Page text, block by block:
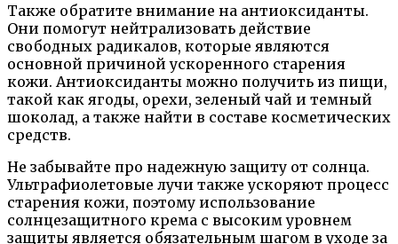
Также обратите внимание на антиоксиданты.
Они помогут нейтрализовать действие
свободных радикалов, которые являются
основной причиной ускоренного старения
кожи. Антиоксиданты можно получить из пищи,
такой как ягоды, орехи, зеленый чай и темный
шоколад, а также найти в составе косметических
средств.
Не забывайте про надежную защиту от солнца.
Ультрафиолетовые лучи также ускоряют процесс
старения кожи, поэтому использование
солнцезащитного крема с высоким уровнем
защиты является обязательным шагом в уходе за